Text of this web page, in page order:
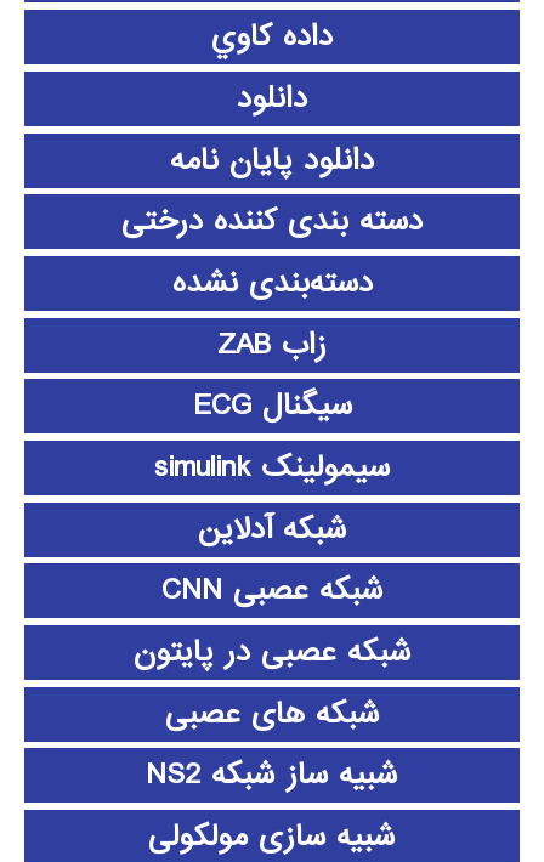
داده كاوي
دانلود
دانلود پايان نامه
دسته بندی کننده درختی
دسته‌بندی نشده
زاب ZAB
سیگنال ECG
سیمولینک simulink
شبکه آدلاین
شبکه عصبی CNN
شبکه عصبی در پایتون
شبکه های عصبی
شبیه ساز شبکه NS2
شبیه سازی مولکولی